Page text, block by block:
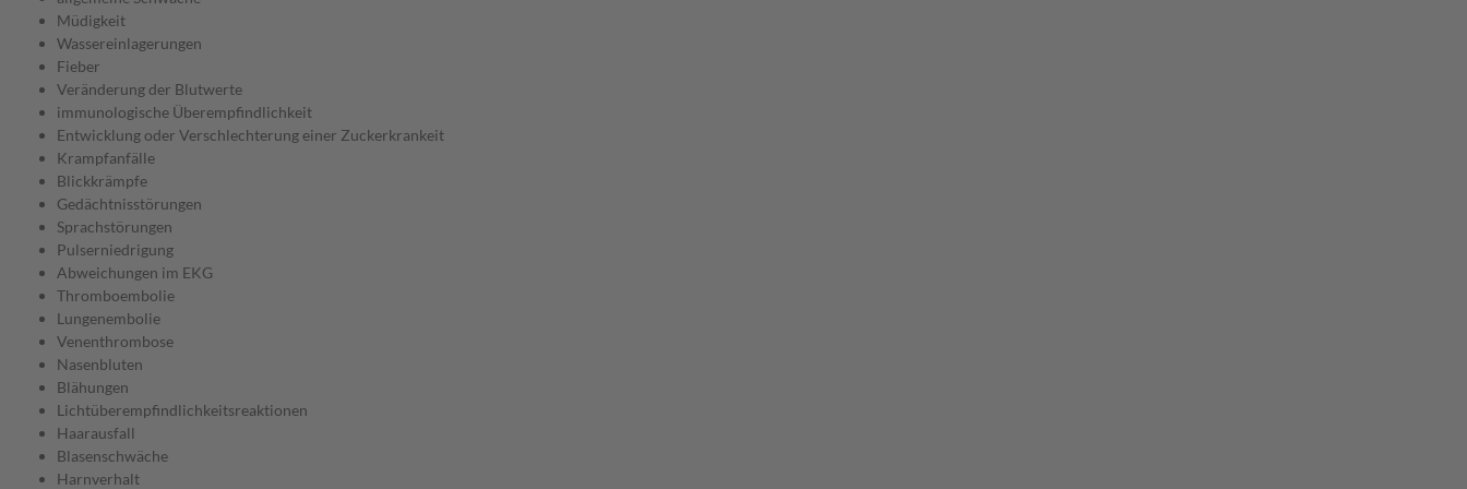
Müdigkeit
Wassereinlagerungen
Fieber
Veränderung der Blutwerte
immunologische Überempfindlichkeit
Entwicklung oder Verschlechterung einer Zuckerkrankeit
Krampfanfälle
Blickkrämpfe
Gedächtnisstörungen
Sprachstörungen
Pulserniedrigung
Abweichungen im EKG
Thromboembolie
Lungenembolie
Venenthrombose
Nasenbluten
Blähungen
Lichtüberempfindlichkeitsreaktionen
Haarausfall
Blasenschwäche
Harnverhalt